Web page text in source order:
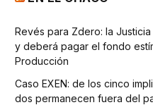
Revés para Zdero: la
y deberá pagar el fondo
Producción
Caso EXEN: de los cinco
dos permanecen fuera del